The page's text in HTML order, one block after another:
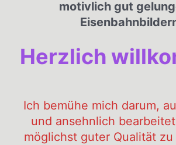
motivlich gut
Herzlich
Ich bemühe mich darum,
und ansehnlich
möglichst guter Qualität